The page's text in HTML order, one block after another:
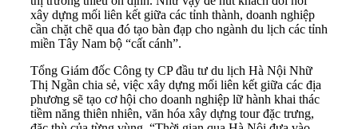
xây dựng mối liên kết giữa các tỉnh thành, doanh nghiệp
cần chặt chẽ qua đó tạo bàn đạp cho ngành du lịch các tỉnh
miền Tây Nam bộ “cất cánh”.
Tổng Giám đốc Công ty CP đầu tư du lịch Hà Nội Nhữ
Thị Ngần chia sẻ, việc xây dựng mối liên kết giữa các địa
phương sẽ tạo cơ hội cho doanh nghiệp lữ hành khai thác
tiềm năng thiên nhiên, văn hóa xây dựng tour đặc trưng,